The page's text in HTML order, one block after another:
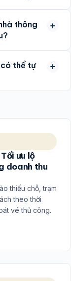
thông
thể tự
ưu lộ
doanh thu
thiếu chỗ, trạm
theo thời
vé thủ công.